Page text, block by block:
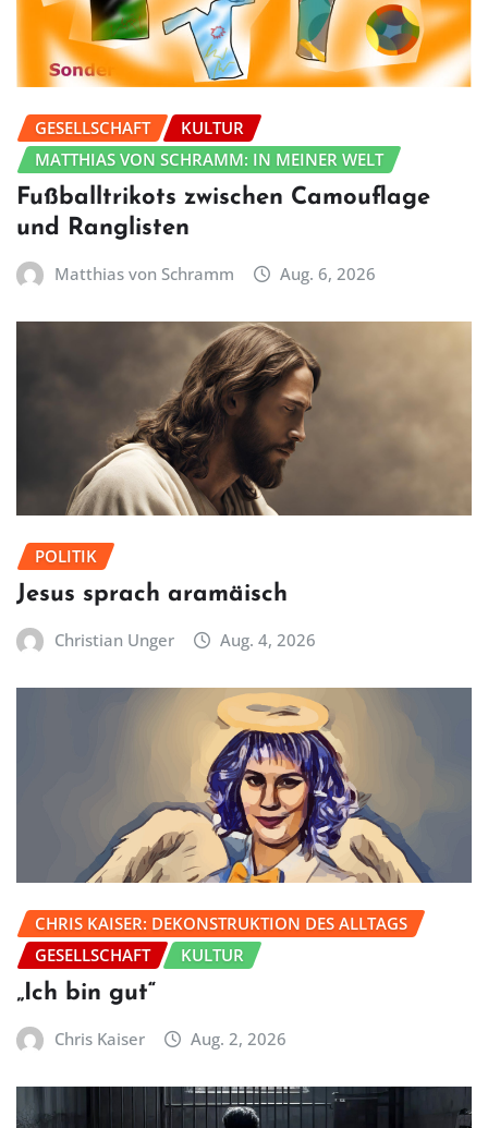
GESELLSCHAFT
KULTUR
MATTHIAS VON SCHRAMM: IN MEINER WELT
Fußballtrikots zwischen Camouflage
und Ranglisten
Matthias von Schramm Aug. 6, 2026
POLITIK
Jesus sprach aramäisch
Christian Unger Aug. 4, 2026
CHRIS KAISER: DEKONSTRUKTION DES ALLTAGS
GESELLSCHAFT
KULTUR
„Ich bin gut“
Chris Kaiser Aug. 2, 2026